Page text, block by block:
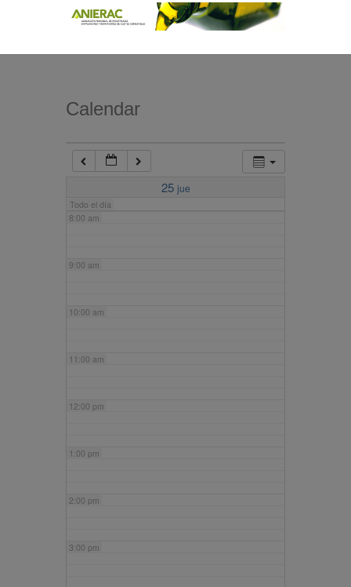
Calendar
25 jue
Todo el día
7:00 am
8:00 am
9:00 am
10:00 am
11:00 am
12:00 pm
1:00 pm
2:00 pm
3:00 pm